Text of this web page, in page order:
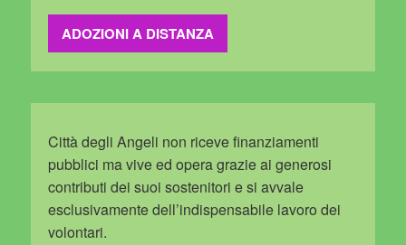
ADOZIONI A DISTANZA
Città degli Angeli non riceve finanziamenti
pubblici ma vive ed opera grazie ai generosi
contributi dei suoi sostenitori e si avvale
esclusivamente dell’indispensabile lavoro dei
volontari.